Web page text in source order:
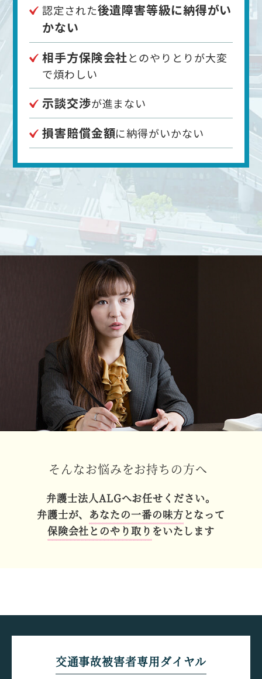
認定された後遺障害等級に納得がい
かない
相手方保険会社とのやりとりが大変
で煩わしい
示談交渉が進まない
損害賠償金額に納得がいかない
そんなお悩みをお持ちの方へ
弁護士法人ALGへお任せください。
弁護士が、 あなたの一番の味方となって
保険会社とのやり取り をいたします
交通事故被害者専用ダイヤル